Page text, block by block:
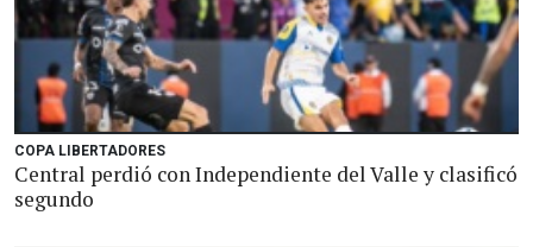
COPA LIBERTADORES
Central perdió con Independiente del Valle y clasificó
segundo